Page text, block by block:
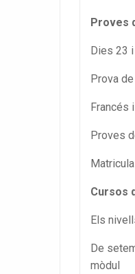
Proves
Dies 23
Prova
Francés
Proves
Cursos
Els
De
mòdul